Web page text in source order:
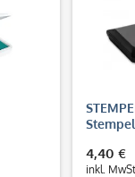
4,40 €
inkl.